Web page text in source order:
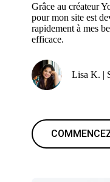
Grâce au créateur
pour mon site est
rapidement à mes
efficace.
Lisa K. |